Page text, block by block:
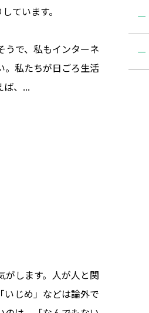
ています。
で、私もインターネ
。私たちが日ごろ生活
ば、...
します。人が人と関
いじめ」などは論外で